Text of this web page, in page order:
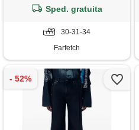
Sped. gratuita
30-31-34
Farfetch